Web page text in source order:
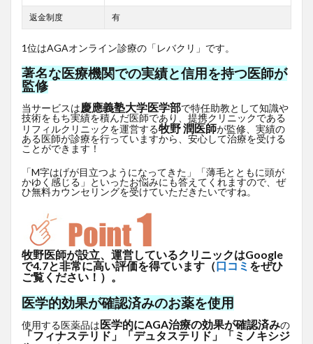
返金制度 有
1位はAGAオンライン診療の「レバクリ」です。
著名な医療機関での実績と信用を持つ医師が
監修
当サービスは慶應義塾大学医学部で特任助教として知識や
技術をもち実績を積んだ医師であり、提携クリニックである
リフィルクリニックを運営する牧野 潤医師が監修、実績の
ある医師が診療を行っていますから、安心して治療を受ける
ことができます！
「M字はげが目立つようになってきた」「薄毛とともに頭が
かゆく感じる」といったお悩みにも答えてくれますので、ぜ
ひ無料カウンセリングを受けていただきたいですね。
牧野医師が設立、運営しているクリニックはGoogle
で4.7と非常に高い評価を得ています（口コミ をぜひ
ご覧ください！）。
医学的効果が確認済みのお薬を使用
使用する医薬品は医学的にAGA治療の効果が確認済みの
「フィナステリド」「デュタステリド」「ミノキシジ